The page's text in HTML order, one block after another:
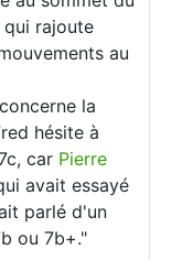
qui rajoute
au
la
hésite à
car Pierre
avait essayé
parlé d'un
ou 7b+."